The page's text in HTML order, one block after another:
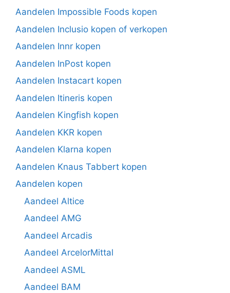
Aandelen Impossible Foods kopen
Aandelen Inclusio kopen of verkopen
Aandelen Innr kopen
Aandelen InPost kopen
Aandelen Instacart kopen
Aandelen Itineris kopen
Aandelen Kingfish kopen
Aandelen KKR kopen
Aandelen Klarna kopen
Aandelen Knaus Tabbert kopen
Aandelen kopen
Aandeel Altice
Aandeel AMG
Aandeel Arcadis
Aandeel ArcelorMittal
Aandeel ASML
Aandeel BAM